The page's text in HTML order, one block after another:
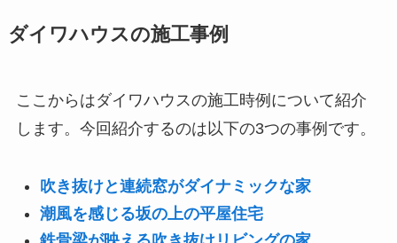
ダイワハウスの施工事例
ここからはダイワハウスの施工時例について紹介
します。今回紹介するのは以下の3つの事例です。
吹き抜けと連続窓がダイナミックな家
潮風を感じる坂の上の平屋住宅